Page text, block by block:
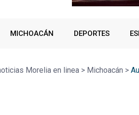
MICHOACÁN DEPORTES
Morelia en linea > Michoacán >